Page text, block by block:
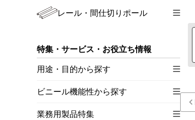
レール・間仕切りポール
特集・サービス・お役立ち情報
用途・目的から探す
ビニール機能性から探す
業務用製品特集